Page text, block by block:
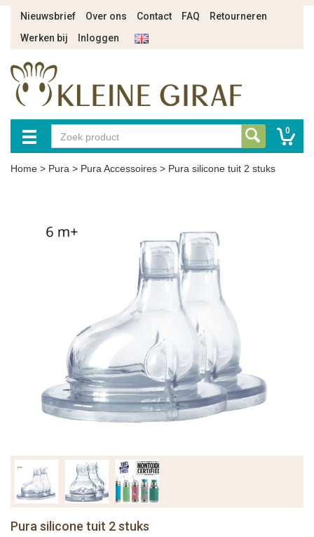
Nieuwsbrief Over ons Contact FAQ
Retourneren
Werken bij
Inloggen
0
Home > Pura > Pura Accessoires > Pura silicone tuit 2 stuks
Pura silicone tuit 2 stuks